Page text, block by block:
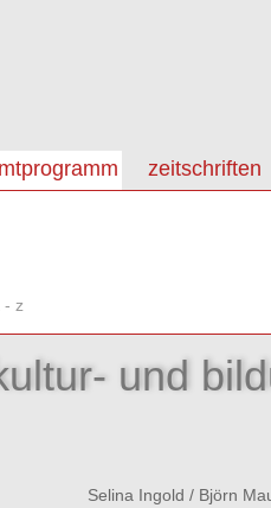
zeitschriften
- z
und
Selina Ingold / Björn